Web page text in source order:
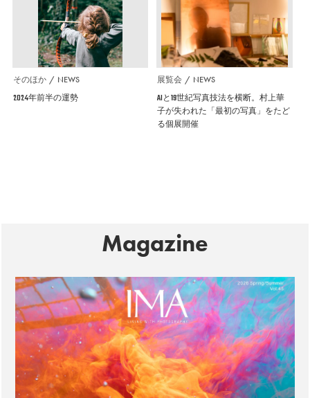
そのほか NEWS
2024年前半の運勢
展覧会 NEWS
AIと19世紀写真技法を横断。村上華
子が失われた「最初の写真」をたど
る個展開催
Magazine